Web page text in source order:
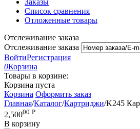
Заказы
Список сравнения
Отложенные товары
Отслеживание заказа
Отслеживание заказа
ВойтиРегистрация
0Корзина
Товары в корзине:
Корзина пуста
Корзина Оформить заказ
Главная/Каталог/Картриджи/K245
2,50000 Р
В корзину